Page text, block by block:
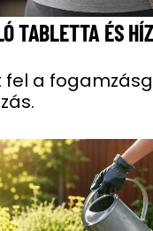
TABLETTA ÉS
fel a